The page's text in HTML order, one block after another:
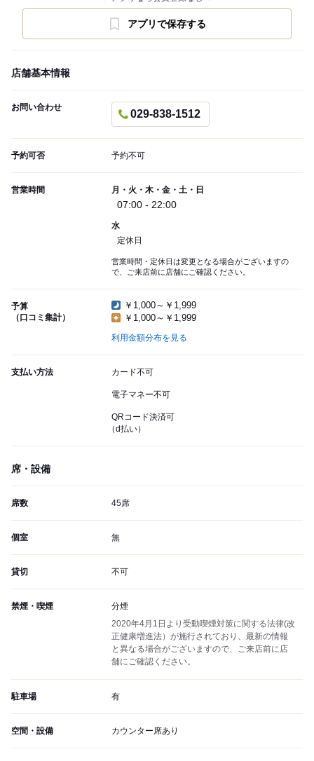
アプリで保存する
店舗基本情報
お問い合わせ
029-838-1512
予約可否 予約不可
営業時間 月・火・木・金・土・日
07:00 - 22:00
水
定休日
営業時間・定休日は変更となる場合がございますの
で、ご来店前に店舗にご確認ください。
予算
（口コミ集計）
￥1,000～￥1,999
￥1,000～￥1,999
利用金額分布を見る
支払い方法 カード不可
電子マネー不可
QRコード決済可
（d払い）
席・設備
席数 45席
個室 無
貸切 不可
禁煙・喫煙
分煙
2020年4月1日より受動喫煙対策に関する法律(改
正健康増進法）が施行されており、最新の情報
と異なる場合がございますので、ご来店前に店
舗にご確認ください。
駐車場 有
空間・設備 カウンター席あり